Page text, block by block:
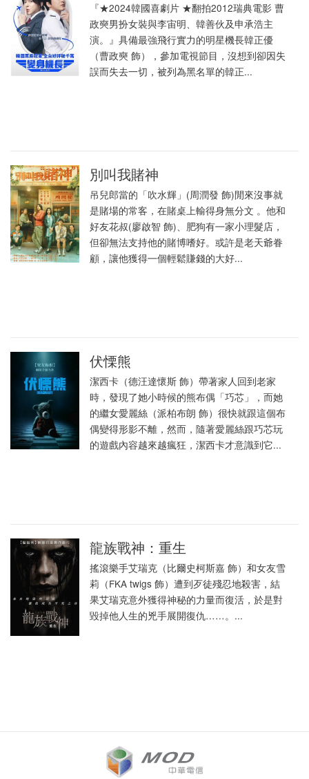
『★2024韓國喜劇片 ★翻拍2012瑞典電影 曹
政奭男扮女裝與李宙明、韓善伙及申承浩主
演。』具備最強飛行實力的明星機長韓正優
（曹政奭 飾），參加電視節目，沒想到卻因失
誤而失去一切，被列為黑名單的韓正...
別叫我賭神
吊兒郎當的「吹水輝」(周潤發 飾)閒來沒事就
是賭場的常客，在賭桌上輸得身無分文 。他和
好友花叔(廖啟智 飾)、肥狗有㇐家小理髮店，
但卻無法支持他的賭博嗜好。或許是老天爺眷
顧，讓他獲得㇐個輕鬆賺錢的大好...
伏慄熊
潔西卡（德汪達懷斯 飾）帶著家人回到老家
時，發現了她小時候的熊布偶「巧芯」，而她
的繼女愛麗絲（派柏布朗 飾）很快就跟這個布
偶變得形影不離，然而，隨著愛麗絲跟巧芯玩
的遊戲內容越來越瘋狂，潔西卡才意識到它...
龍族戰神：重生
搖滾樂手艾瑞克（比爾史柯斯嘉 飾）和女友雪
莉（FKA twigs 飾）遭到歹徒殘忍地殺害，結
果艾瑞克意外獲得神秘的力量而復活，於是對
毀掉他人生的兇手展開復仇……。...